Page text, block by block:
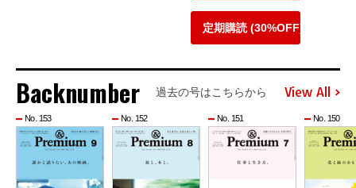
定期購読 (30%OFF)
Backnumber 過去の号はこちらから View All
No. 153 No. 152 No. 151 No. 150